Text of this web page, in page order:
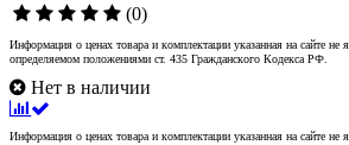
(0)
Информация о ценах товара и комплектации указанная на сайте не
определяемом положениями ст. 435 Гражданского Кодекса РФ.
Нет в наличии
Информация о ценах товара и комплектации указанная на сайте не